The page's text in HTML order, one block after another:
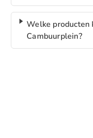
Welke producten
Cambuurplein?